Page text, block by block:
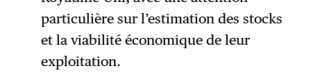
particulière sur l’estimation des stocks
et la viabilité économique de leur
exploitation.